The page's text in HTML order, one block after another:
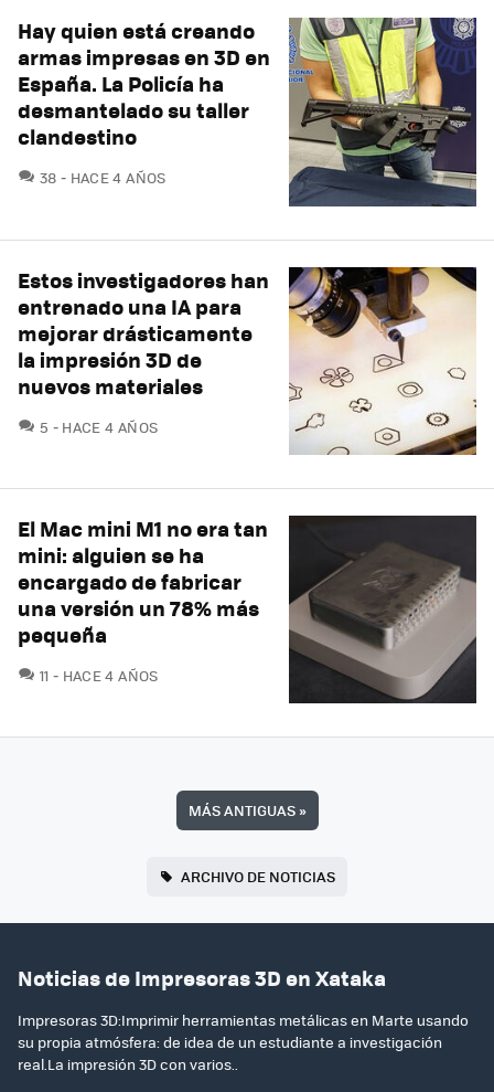
Hay quien está creando
armas impresas en 3D en
España. La Policía ha
desmantelado su taller
clandestino
38 COMENTARIOS
HACE 4 AÑOS
Estos investigadores han
entrenado una IA para
mejorar drásticamente
la impresión 3D de
nuevos materiales
5 COMENTARIOS
HACE 4 AÑOS
El Mac mini M1 no era tan
mini: alguien se ha
encargado de fabricar
una versión un 78% más
pequeña
11 COMENTARIOS
HACE 4 AÑOS
MÁS ANTIGUAS»
ARCHIVO DE NOTICIAS
Noticias de Impresoras 3D en Xataka
Impresoras 3D:Imprimir herramientas metálicas en Marte usando
su propia atmósfera: de idea de un estudiante a investigación
real.La impresión 3D con varios..